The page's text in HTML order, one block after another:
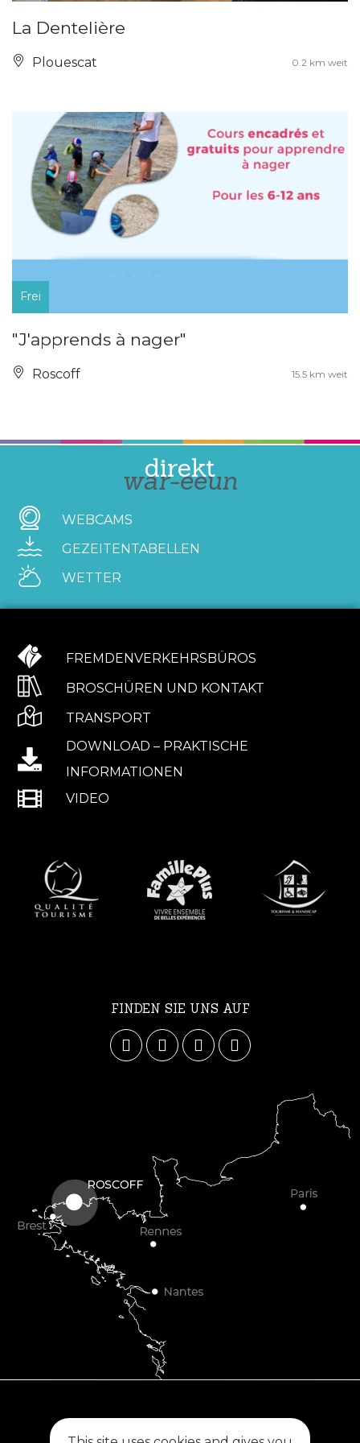
La Dentelière
Plouescat 0.2 km weit
Frei
"J'apprends à nager"
Roscoff 15.5 km weit
direkt
war-eeun
WEBCAMS
GEZEITENTABELLEN
WETTER
FREMDENVERKEHRSBÜROS
BROSCHÜREN UND KONTAKT
TRANSPORT
DOWNLOAD – PRAKTISCHE
INFORMATIONEN
VIDEO
FINDEN SIE UNS AUF